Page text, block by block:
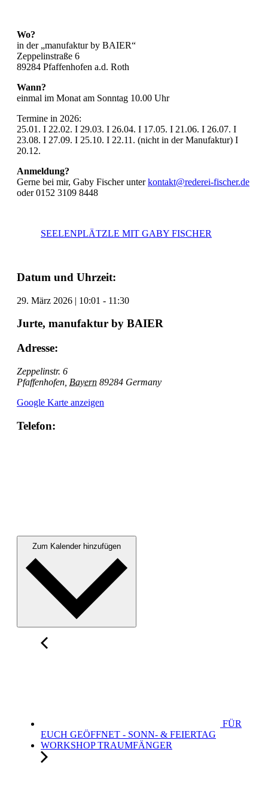
Wo?
in der „manufaktur by BAIER“
Zeppelinstraße 6
89284 Pfaffenhofen a.d. Roth
Wann?
einmal im Monat am Sonntag 10.00 Uhr
Termine in 2026:
25.01. I 22.02. I 29.03. I 26.04. I 17.05. I 21.06. I 26.07. I
23.08. I 27.09. I 25.10. I 22.11. (nicht in der Manufaktur) I
20.12.
Anmeldung?
Gerne bei mir, Gaby Fischer unterkontakt@rederei-fischer.de
oder 0152 3109 8448
SEELENPLÄTZLE MIT GABY FISCHER
Datum und Uhrzeit:
29. März 2026 | 10:01 - 11:30
Jurte, manufaktur by BAIER
Adresse:
Zeppelinstr. 6
Pfaffenhofen Bayern 89284 Germany
Google Karte anzeigen
Telefon:
FÜR
EUCH GEÖFFNET - SONN- & FEIERTAG
WORKSHOP TRAUMFÄNGER